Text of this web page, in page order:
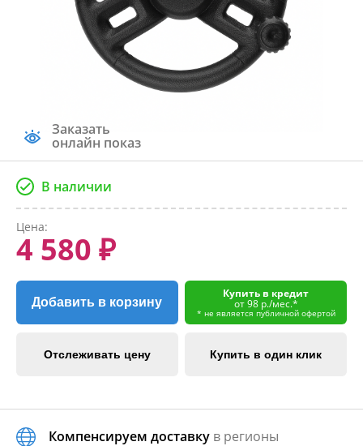
Заказать
онлайн показ
В наличии
Цена:
4 580 ₽
Добавить в корзину
Купить в кредит
от 98 р./мес.*
* не является публичной офертой
Отслеживать цену Купить в один клик
Компенсируем доставку в регионы